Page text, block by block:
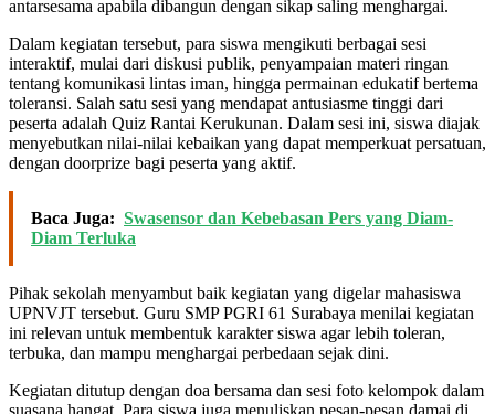
antarsesama apabila dibangun dengan sikap saling menghargai.
Dalam kegiatan tersebut, para siswa mengikuti berbagai sesi
interaktif, mulai dari diskusi publik, penyampaian materi ringan
tentang komunikasi lintas iman, hingga permainan edukatif bertema
toleransi. Salah satu sesi yang mendapat antusiasme tinggi dari
peserta adalah Quiz Rantai Kerukunan. Dalam sesi ini, siswa diajak
menyebutkan nilai-nilai kebaikan yang dapat memperkuat persatuan,
dengan doorprize bagi peserta yang aktif.
Baca Juga: Swasensor dan Kebebasan Pers yang Diam-
Diam Terluka
Pihak sekolah menyambut baik kegiatan yang digelar mahasiswa
UPNVJT tersebut. Guru SMP PGRI 61 Surabaya menilai kegiatan
ini relevan untuk membentuk karakter siswa agar lebih toleran,
terbuka, dan mampu menghargai perbedaan sejak dini.
Kegiatan ditutup dengan doa bersama dan sesi foto kelompok dalam
suasana hangat. Para siswa juga menuliskan pesan-pesan damai di